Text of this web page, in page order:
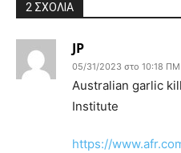
2 ΣΧΟΛΙΑ
JP
05/31/2023 στο 10:18 ΠΜ
Australian garlic
Institute
https://